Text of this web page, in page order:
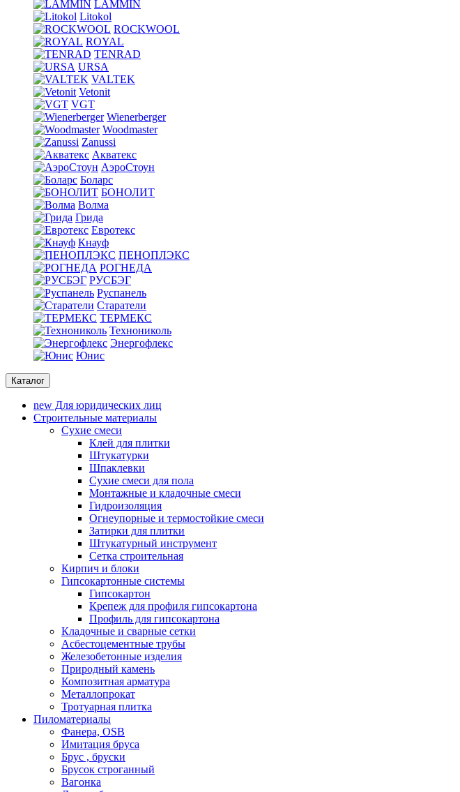
LAMMIN
Litokol
ROCKWOOL
ROYAL
TENRAD
URSA
VALTEK
Vetonit
VGT
Wienerberger
Woodmaster
Zanussi
Акватекс
АэроСтоун
Боларс
БОНОЛИТ
Волма
Грида
Евротекс
Кнауф
ПЕНОПЛЭКС
РОГНЕДА
РУСБЭГ
Руспанель
Старатели
ТЕРМЕКС
Технониколь
Энергофлекс
Юнис
Каталог
new Для юридических лиц
Строительные материалы
Сухие смеси
Клей для плитки
Штукатурки
Шпаклевки
Сухие смеси для пола
Монтажные и кладочные смеси
Гидроизоляция
Oгнеупорные и термостойкие смеси
Затирки для плитки
Штукатурный инструмент
Cетка строительная
Кирпич и блоки
Гипсокартонные системы
Гипсокартон
Крепеж для профиля гипсокартона
Профиль для гипсокартона
Кладочные и сварные сетки
Асбестоцементные трубы
Железобетонные изделия
Природный камень
Композитная арматура
Металлопрокат
Тротуарная плитка
Пиломатериалы
Фанера, OSB
Имитация бруса
Брус , бруски
Брусок строганный
Вагонка